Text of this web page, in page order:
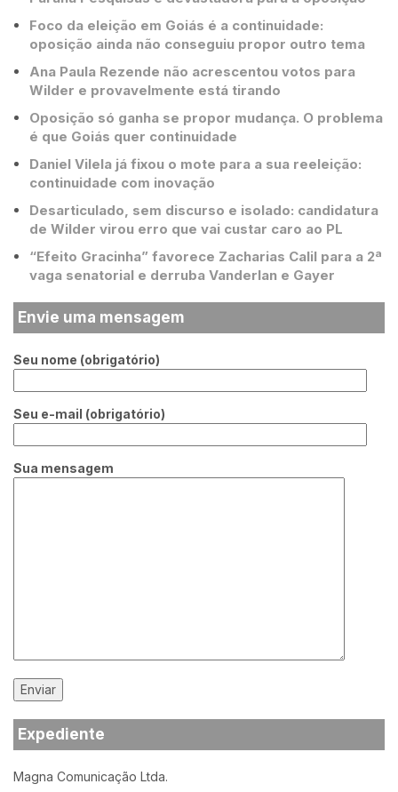
Foco da eleição em Goiás é a continuidade:
oposição ainda não conseguiu propor outro tema
Ana Paula Rezende não acrescentou votos para
Wilder e provavelmente está tirando
Oposição só ganha se propor mudança. O problema
é que Goiás quer continuidade
Daniel Vilela já fixou o mote para a sua reeleição:
continuidade com inovação
Desarticulado, sem discurso e isolado: candidatura
de Wilder virou erro que vai custar caro ao PL
“Efeito Gracinha” favorece Zacharias Calil para a 2ª
vaga senatorial e derruba Vanderlan e Gayer
Envie uma mensagem
Seu nome (obrigatório)
Seu e-mail (obrigatório)
Sua mensagem
Expediente
Magna Comunicação Ltda.